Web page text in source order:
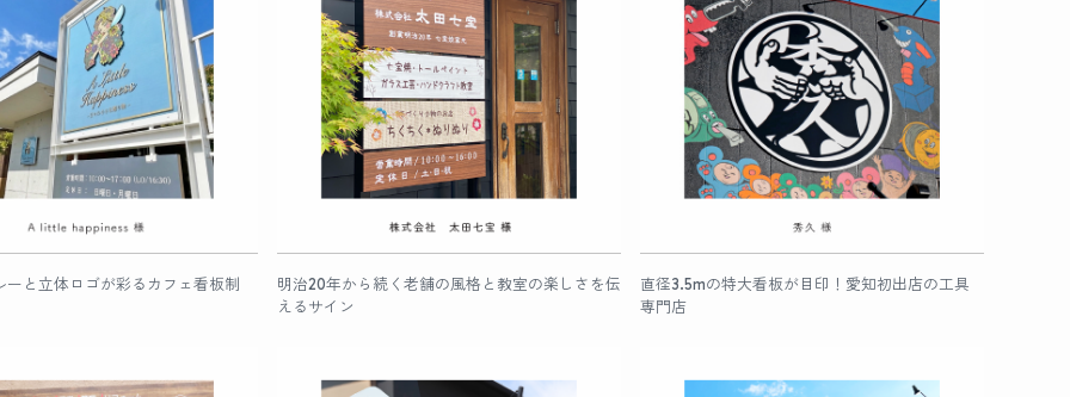
ーと立体ロゴが彩るカフェ看板制
明治20年から続く老舗の風格と教室の楽しさを伝
えるサイン
直径3.5mの特大看板が目印！愛知初出店の工具
専門店